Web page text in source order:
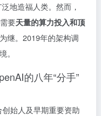
地造福人类。然而，
要天量的算力投入和顶
继。2019年的架构调
。
的八年“分手”
始人及早期重要资助